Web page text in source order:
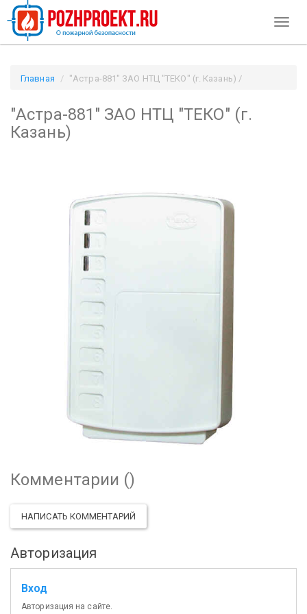
Главная
"Астра-881" ЗАО НТЦ "ТЕКО" (г. Казань) /
"Астра-881" ЗАО НТЦ "ТЕКО" (г.
Казань)
Комментарии ()
НАПИСАТЬ КОММЕНТАРИЙ
Авторизация
Вход
Авторизация на сайте.